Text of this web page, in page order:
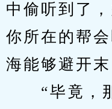
中偷听到了
你所在的帮
海能够避开
“毕竟，那